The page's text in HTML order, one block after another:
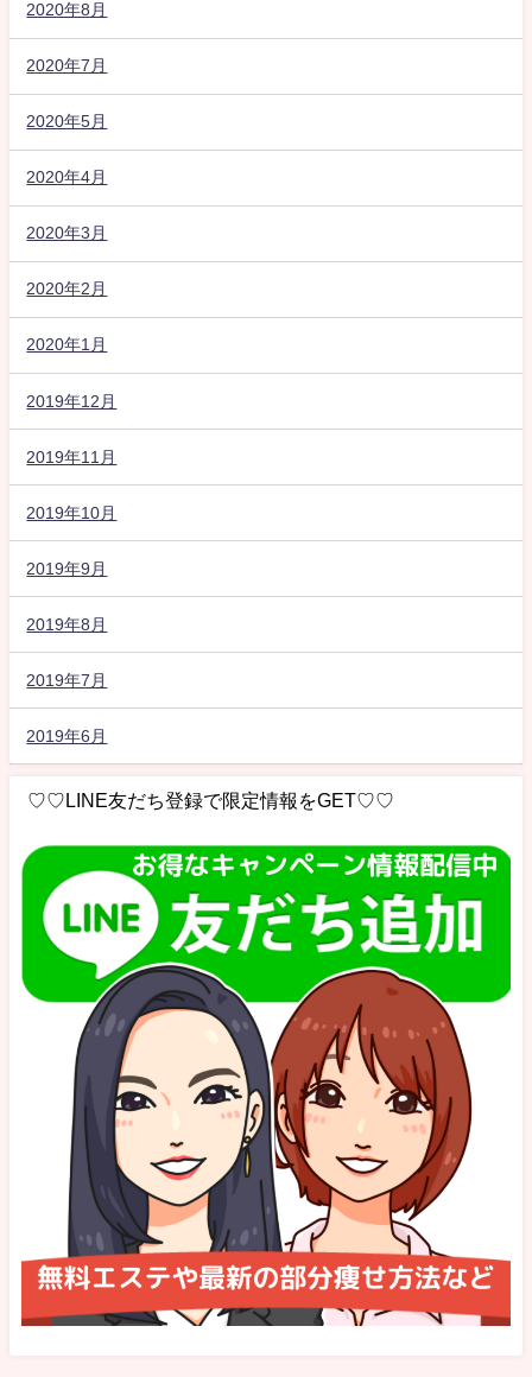
2020年8月
2020年7月
2020年5月
2020年4月
2020年3月
2020年2月
2020年1月
2019年12月
2019年11月
2019年10月
2019年9月
2019年8月
2019年7月
2019年6月
♡♡LINE友だち登録で限定情報をGET♡♡